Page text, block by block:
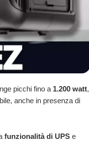
picchi fino a 1.200 watt,
anche in presenza di
funzionalità di UPS e